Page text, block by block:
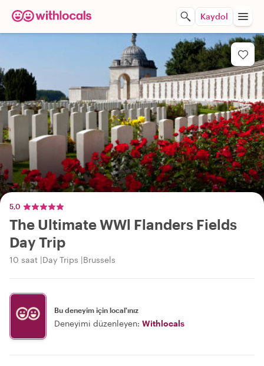
Kaydol
5,0
The Ultimate WWl Flanders Fields
Day Trip
10 saat Day Trips Brussels
Bu deneyim için local'ınız
Deneyimi düzenleyen: Withlocals